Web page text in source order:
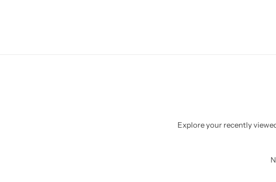
Explore your recently